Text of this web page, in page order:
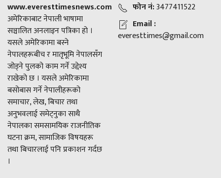
www.everesttimesnews.com
अमेरिकाबाट नेपाली भाषामा
सञ्चालित अनलाइन पत्रिका हो ।
यसले अमेरिकामा बस्ने
नेपालहरूबीच र मातृभूमि नेपालसँग
जोड्ने पुलको काम गर्ने उद्देश्य
राखेको छ । यसले अमेरिकामा
बसोबास गर्ने नेपालीहरूको
समाचार, लेख, बिचार तथा
अनुभवलाई समेट्नुका साथै
नेपालका समसामयिक राजनीतिक
घटना क्रम, सामाजिक विषयहरू
तथा बिचारलाई पनि प्रकाशन गर्दछ
।
फोन नं:3477411522
Email :
everesttimes@gmail.com